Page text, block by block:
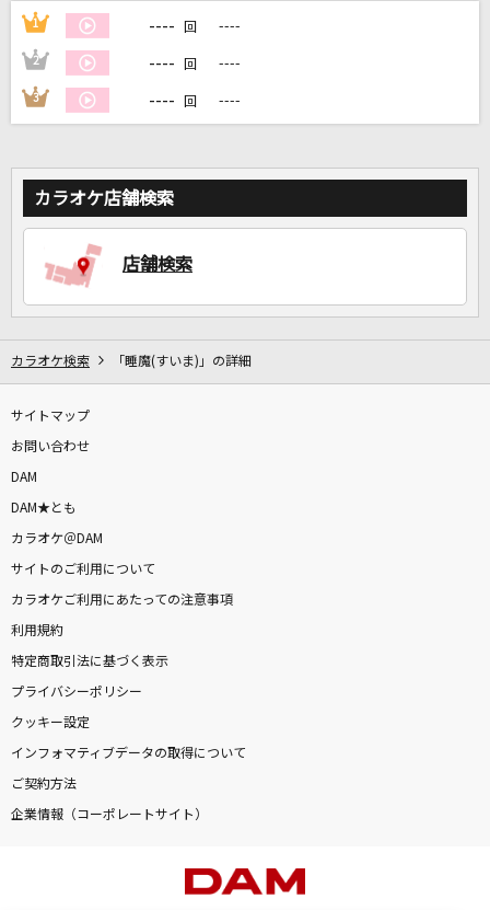
1 ---- 回 ----
2 ---- 回 ----
3 ---- 回 ----
カラオケ店舗検索
店舗検索
カラオケ検索 「睡魔(すいま)」の詳細
サイトマップ
お問い合わせ
DAM
DAM★とも
カラオケ＠DAM
サイトのご利用について
カラオケご利用にあたっての注意事項
利用規約
特定商取引法に基づく表示
プライバシーポリシー
クッキー設定
インフォマティブデータの取得について
ご契約方法
企業情報（コーポレートサイト）